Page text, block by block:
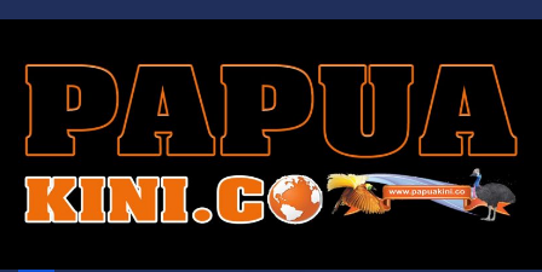
Skip
content